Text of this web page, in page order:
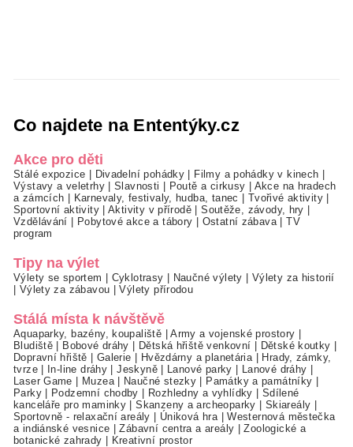
Co najdete na Ententýky.cz
Akce pro děti
Stálé expozice Divadelní pohádky Filmy a pohádky v kinech
Výstavy a veletrhy|Slavnosti Poutě a cirkusy
Akce na hradech
a zámcích
Karnevaly, festivaly, hudba, tanec Tvořivé aktivity
Sportovní aktivity|Aktivity v přírodě |Soutěže, závody, hry
Vzdělávání
Pobytové akce a tábory Ostatní zábava |TV
program
Tipy na výlet
Výlety se sportem Cyklotrasy Naučné výlety
Výlety za historií
Výlety za zábavou |Výlety přírodou
Stálá místa k návštěvě
Aquaparky, bazény, koupaliště |Army a vojenské prostory
Bludiště
Bobové dráhy Dětská hřiště venkovní Dětské koutky
Dopravní hřiště
Galerie Hvězdárny a planetária
Hrady, zámky,
tvrze| In-line dráhy |Jeskyně| Lanové parky Lanové dráhy
Laser Game
Muzea| Naučné stezky Památky a památníky
Parky| Podzemní chodby Rozhledny a vyhlídky
Sdílené
kanceláře pro maminky |Skanzeny a archeoparky Skiareály
Sportovně - relaxační areály
Úniková hra |Westernová městečka
a indiánské vesnice |Zábavní centra a areály |Zoologické a
botanické zahrady
Kreativní prostor